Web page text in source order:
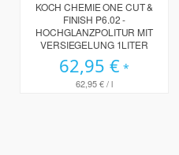
0%
KOCH CHEMIE ONE CUT &
FINISH P6.02 -
HOCHGLANZPOLITUR MIT
VERSIEGELUNG 1LITER
62,95 €
62,95 €/ l